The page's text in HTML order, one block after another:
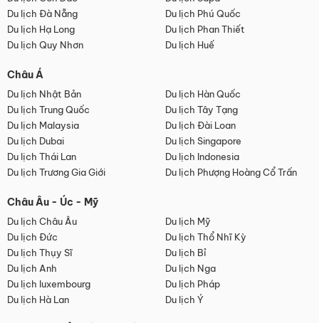
Du lịch Đà Nẵng
Du lịch Phú Quốc
Du lịch Hạ Long
Du lịch Phan Thiết
Du lịch Quy Nhơn
Du lịch Huế
Châu Á
Du lịch Nhật Bản
Du lịch Hàn Quốc
Du lịch Trung Quốc
Du lịch Tây Tạng
Du lịch Malaysia
Du lịch Đài Loan
Du lịch Dubai
Du lịch Singapore
Du lịch Thái Lan
Du lịch Indonesia
Du lịch Trương Gia Giới
Du lịch Phượng Hoàng Cổ Trấn
Châu Âu - Úc - Mỹ
Du lịch Châu Âu
Du lịch Mỹ
Du lịch Đức
Du lịch Thổ Nhĩ Kỳ
Du lịch Thụy Sĩ
Du lịch Bỉ
Du lịch Anh
Du lịch Nga
Du lịch luxembourg
Du lịch Pháp
Du lịch Hà Lan
Du lịch Ý